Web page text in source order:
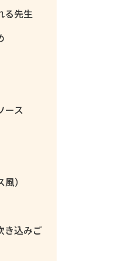
る先生
ース
）
き込みご